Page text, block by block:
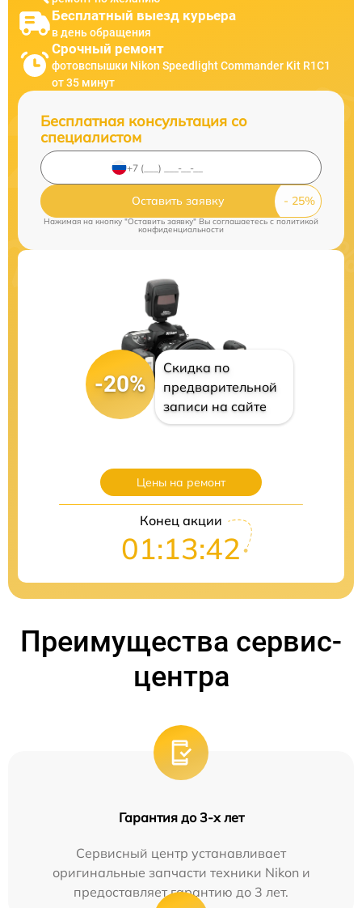
Бесплатный выезд курьера
в день обращения
Срочный ремонт
фотовспышки Nikon Speedlight Commander Kit R1C1
от 35 минут
Бесплатная консультация со
специалистом
Оставить заявку
Нажимая на кнопку "Оставить заявку" Вы соглашаетесь cполитикой
конфиденциальности
-20%
Скидка по
предварительной
записи на сайте
Цены на ремонт
Конец акции
01:13:41
Преимущества сервис-
центра
Гарантия до 3-х лет
Сервисный центр устанавливает
оригинальные запчасти техники Nikon и
предоставляет гарантию до 3 лет.